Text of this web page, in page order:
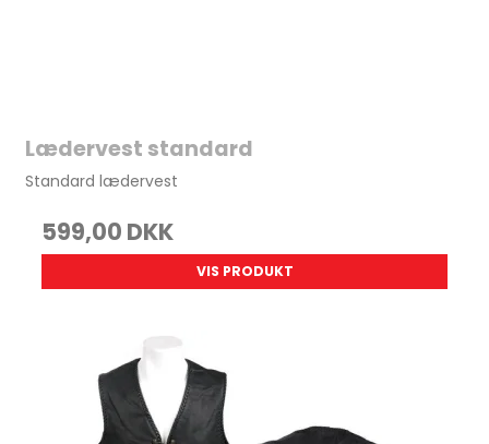
Lædervest standard
Standard lædervest
599,00 DKK
VIS PRODUKT